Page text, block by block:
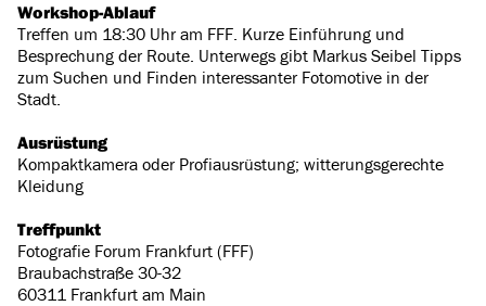
Workshop-Ablauf
Treffen um 18:30 Uhr am FFF. Kurze Einführung und
Besprechung der Route. Unterwegs gibt Markus Seibel Tipps
zum Suchen und Finden interessanter Fotomotive in der
Stadt.
Ausrüstung
Kompaktkamera oder Profiausrüstung; witterungsgerechte
Kleidung
Treffpunkt
Fotografie Forum Frankfurt (FFF)
Braubachstraße 30-32
60311 Frankfurt am Main